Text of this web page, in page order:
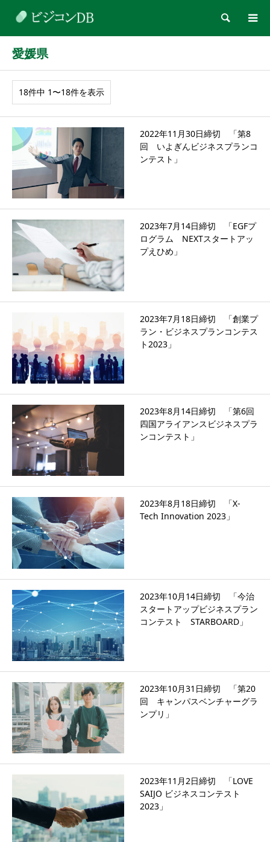
検索
愛媛県
18件中 1〜18件を表示
2022年11月30日締切 「第8
回 いよぎんビジネスプランコ
ンテスト」
2023年7月14日締切 「EGFプ
ログラム NEXTスタートアッ
プえひめ」
2023年7月18日締切 「創業プ
ラン・ビジネスプランコンテス
ト2023」
2023年8月14日締切 「第6回
四国アライアンスビジネスプラ
ンコンテスト」
2023年8月18日締切 「X-
Tech Innovation 2023」
2023年10月14日締切 「今治
スタートアップビジネスプラン
コンテスト STARBOARD」
2023年10月31日締切 「第20
回 キャンパスベンチャーグラ
ンプリ」
2023年11月2日締切 「LOVE
SAIJO ビジネスコンテスト
2023」